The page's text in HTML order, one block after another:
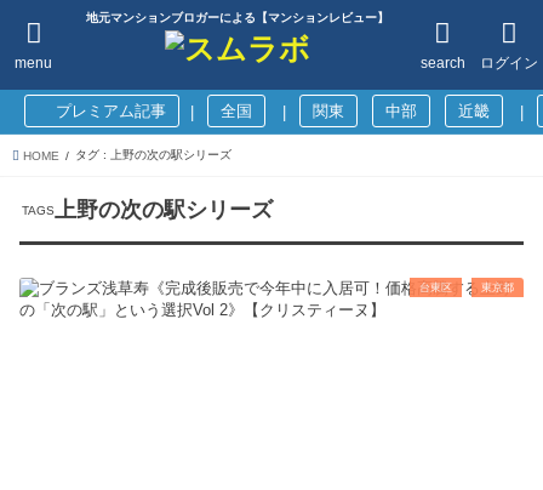
地元マンションブロガーによる【マンションレビュー】
ログイン
search
menu
プレミアム記事 全国 関東 中部 近畿
HOME タグ : 上野の次の駅シリーズ
上野の次の駅シリーズ
台東区 東京都